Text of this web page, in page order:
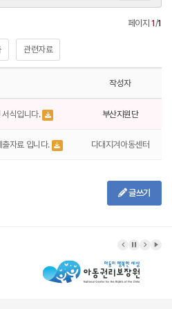
페이지1/1
관련자료
작성자
서식입니다. 부산지원단
자료 입니다. 다대지겨아동센터
글쓰기